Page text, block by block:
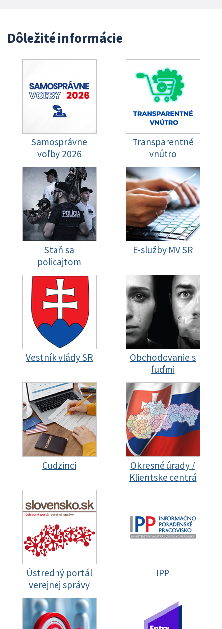
Dôležité informácie
Samosprávne
voľby 2026
Transparentné
vnútro
Staň sa
policajtom
E-služby MV SR
Vestník vlády SR
Obchodovanie s
ľuďmi
Cudzinci
Okresné úrady /
Klientske centrá
Ústredný portál
verejnej správy
IPP